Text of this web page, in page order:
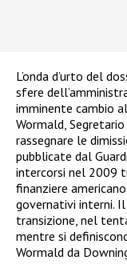
L’onda d’urto del
sfere
imminente cambio
Wormald,
rassegnare le
pubblicate dal
intercorsi nel 2009
finanziere
governativi interni.
transizione, nel
mentre si
Wormald da